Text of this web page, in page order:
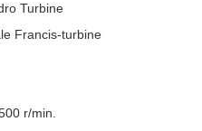
Turbine
Francis-turbine
r/min.